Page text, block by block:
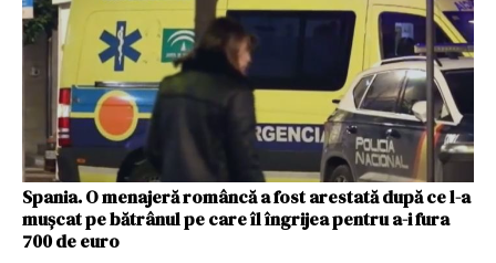
Spania. O menajeră româncă a fost arestată după ce l-a
mușcat pe bătrânul pe care îl îngrijea pentru a-i fura
700 de euro